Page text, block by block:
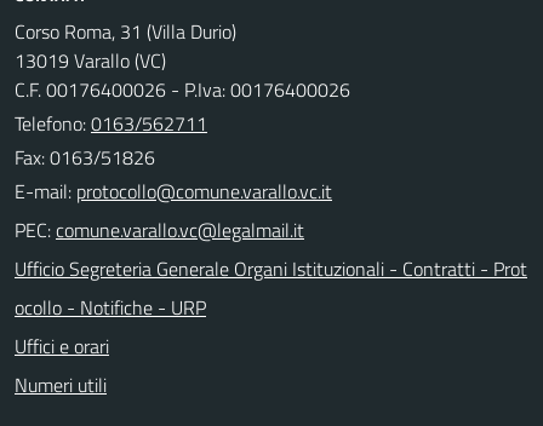
Corso Roma, 31 (Villa Durio)
13019 Varallo (VC)
C.F. 00176400026 - P.Iva: 00176400026
Telefono:0163/562711
Fax: 0163/51826
E-mail:
PEC:
Ufficio Segreteria Generale Organi Istituzionali - Contratti - Prot
ocollo - Notifiche - URP
Uffici e orari
Numeri utili